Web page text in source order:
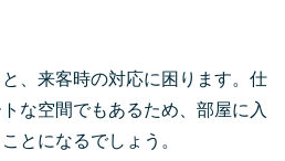
、来客時の対応に困ります。仕
な空間でもあるため、部屋に入
とになるでしょう。